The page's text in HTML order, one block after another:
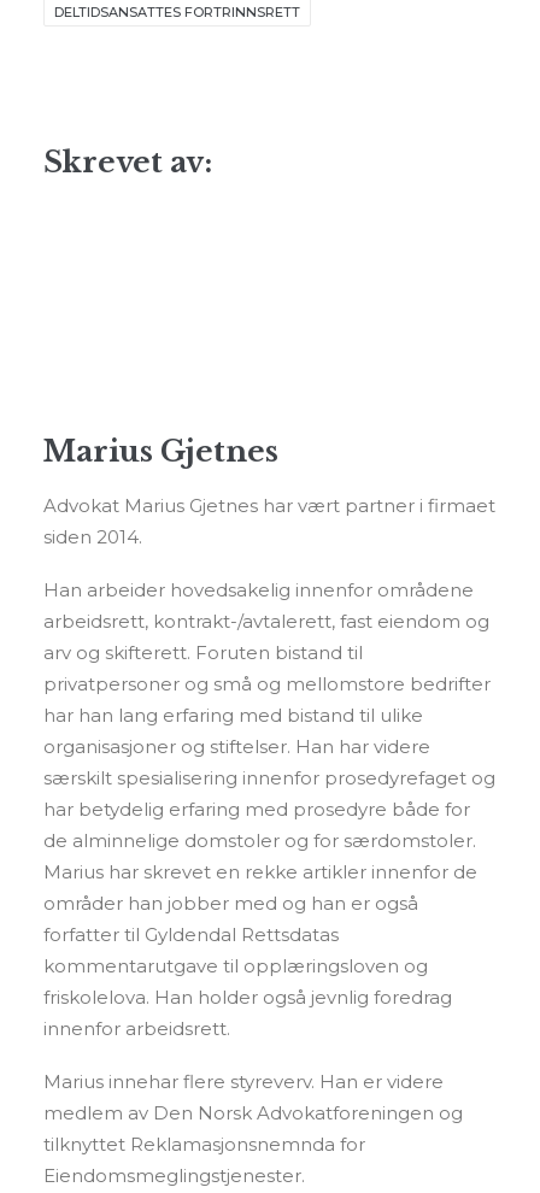
DELTIDSANSATTES FORTRINNSRETT
Skrevet av:
Marius Gjetnes
Advokat Marius Gjetnes har vært partner i firmaet
siden 2014.
Han arbeider hovedsakelig innenfor områdene
arbeidsrett, kontrakt-/avtalerett, fast eiendom og
arv og skifterett. Foruten bistand til
privatpersoner og små og mellomstore bedrifter
har han lang erfaring med bistand til ulike
organisasjoner og stiftelser. Han har videre
særskilt spesialisering innenfor prosedyrefaget og
har betydelig erfaring med prosedyre både for
de alminnelige domstoler og for særdomstoler.
Marius har skrevet en rekke artikler innenfor de
områder han jobber med og han er også
forfatter til Gyldendal Rettsdatas
kommentarutgave til opplæringsloven og
friskolelova. Han holder også jevnlig foredrag
innenfor arbeidsrett.
Marius innehar flere styreverv. Han er videre
medlem av Den Norsk Advokatforeningen og
tilknyttet Reklamasjonsnemnda for
Eiendomsmeglingstjenester.